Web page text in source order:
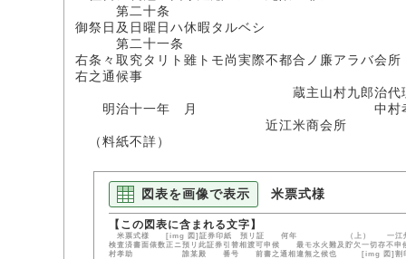
第二十条
御祭日及日曜日ハ休暇タルベシ
第二十一条
右条々取究タリト雖トモ尚実際不都合ノ廉アラバ会
右之通候事
蔵主山村九郎治代
明治十一年 月 中村孝
近江米商会所
（料紙不詳）
図表を画像で表示 米票式様
米票式様 [img 図]証券印紙
預リ証 何年 （上） 一江州
検査済書面俵数正ニ預リ此証券引替相渡可申候 最モ
村孝助 誰某殿 番号 前書之通相違無之候也
[img 図]割